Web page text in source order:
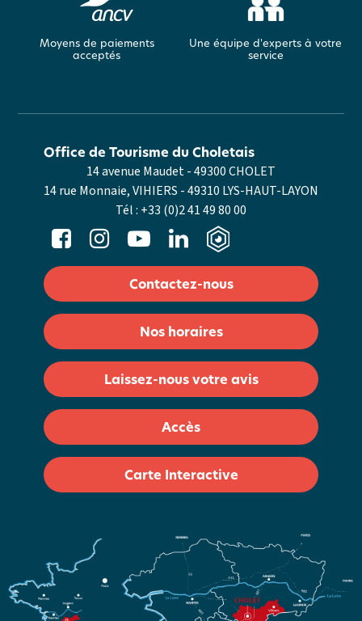
Moyens de paiements
acceptés
Une équipe d'experts à votre
service
14 avenue Maudet - 49300 CHOLET
14 rue Monnaie, VIHIERS - 49310 LYS-HAUT-LAYON
Tél : +33 (0)2 41 49 80 00
Office de Tourisme du Choletais
Contactez-nous
Nos horaires
Laissez-nous votre avis
Accès
Carte Interactive